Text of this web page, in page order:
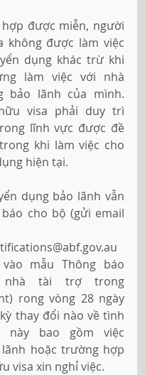
được miễn, người
không được làm việc
dụng khác trừ khi
làm việc với nhà
bảo lãnh của mình.
visa phải duy trì
lĩnh vực được đề
khi làm việc cho
hiện tại.
dụng bảo lãnh vẫn
cho bộ (gửi email
mẫu Thông báo
tài trợ trong
rong vòng 28 ngày
thay đổi nào về tình
này bao gồm việc
hoặc trường hợp
visa xin nghỉ việc.